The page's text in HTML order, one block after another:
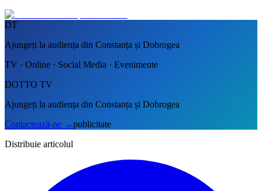
DT
Ajungeți la audiența din Constanța și Dobrogea
TV · Online · Social Media · Evenimente
DOTTO TV
Ajungeți la audiența din Constanța și Dobrogea
Contactează-ne →publicitate
Distribuie articolul